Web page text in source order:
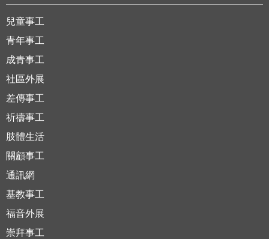
兒童事工
青年事工
成青事工
社區外展
差傳事工
祈禱事工
肢體生活
關顧事工
通訊網
基教事工
福音外展
崇拜事工